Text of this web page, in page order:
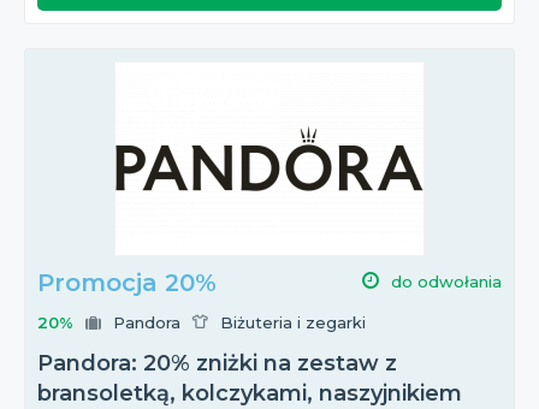
Promocja 20% do odwołania
20% Pandora Biżuteria i zegarki
Pandora: 20% zniżki na zestaw z
bransoletką, kolczykami, naszyjnikiem